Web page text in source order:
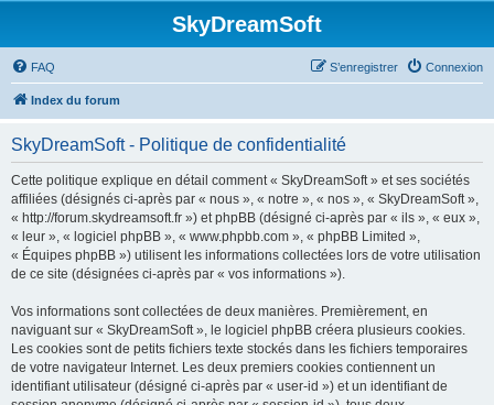
SkyDreamSoft
FAQ Connexion
S’enregistrer
Index du forum
SkyDreamSoft - Politique de confidentialité
Cette politique explique en détail comment « SkyDreamSoft » et ses sociétés
affiliées (désignés ci-après par « nous », « notre », « nos », « SkyDreamSoft »,
« http://forum.skydreamsoft.fr ») et phpBB (désigné ci-après par « ils », « eux »,
« leur », « logiciel phpBB », « www.phpbb.com », « phpBB Limited »,
« Équipes phpBB ») utilisent les informations collectées lors de votre utilisation
de ce site (désignées ci-après par « vos informations »).
Vos informations sont collectées de deux manières. Premièrement, en
naviguant sur « SkyDreamSoft », le logiciel phpBB créera plusieurs cookies.
Les cookies sont de petits fichiers texte stockés dans les fichiers temporaires
de votre navigateur Internet. Les deux premiers cookies contiennent un
identifiant utilisateur (désigné ci-après par « user-id ») et un identifiant de